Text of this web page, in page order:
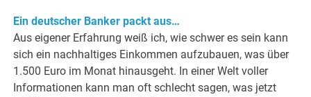
Ein deutscher Banker packt aus…
Aus eigener Erfahrung weiß ich, wie schwer es sein kann
sich ein nachhaltiges Einkommen aufzubauen, was über
1.500 Euro im Monat hinausgeht. In einer Welt voller
Informationen kann man oft schlecht sagen, was jetzt